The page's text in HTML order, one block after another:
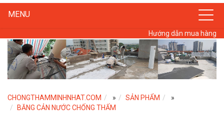
MENU
Hướng dẫn mua hàng
CHONGTHAMMINHNHAT.COM » SẢN PHẨM
»
BĂNG CẢN NƯỚC CHỐNG THẤM